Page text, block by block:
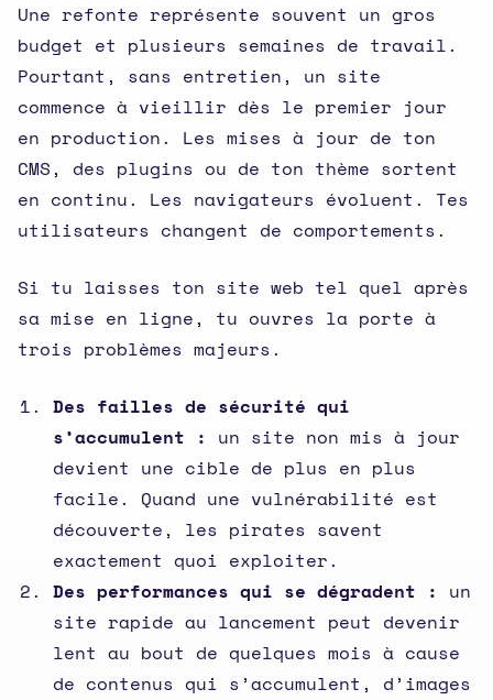
Une refonte représente souvent un gros
budget et plusieurs semaines de travail.
Pourtant, sans entretien, un site
commence à vieillir dès le premier jour
en production. Les mises à jour de ton
CMS, des plugins ou de ton thème sortent
en continu. Les navigateurs évoluent. Tes
utilisateurs changent de comportements.
Si tu laisses ton site web tel quel après
sa mise en ligne, tu ouvres la porte à
trois problèmes majeurs.
Des failles de sécurité qui
s’accumulent : un site non mis à jour
devient une cible de plus en plus
facile. Quand une vulnérabilité est
découverte, les pirates savent
exactement quoi exploiter.
Des performances qui se dégradent : un
site rapide au lancement peut devenir
lent au bout de quelques mois à cause
de contenus qui s’accumulent, d’images